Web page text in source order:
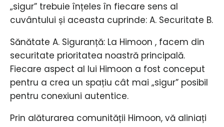
„sigur” trebuie înțeles în fiecare sens al
cuvântului și aceasta cuprinde: A. Securitate B.
Sănătate A. Siguranță: La Himoon , facem din
securitate prioritatea noastră principală.
Fiecare aspect al lui Himoon a fost conceput
pentru a crea un spațiu cât mai „sigur” posibil
pentru conexiuni autentice.
Prin alăturarea comunității Himoon, vă aliniați